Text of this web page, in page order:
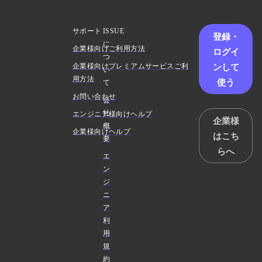
ISSUE
に
つ
い
て
会
社
概
要
エ
ン
ジ
ニ
ア
利
用
規
約
サポート
企業様向けご利用方法
企業様向けプレミアムサービスご利
用方法
お問い合わせ
エンジニア様向けヘルプ
企業様向けヘルプ
登録・
ログイ
ンして
使う
企業様
はこち
らへ